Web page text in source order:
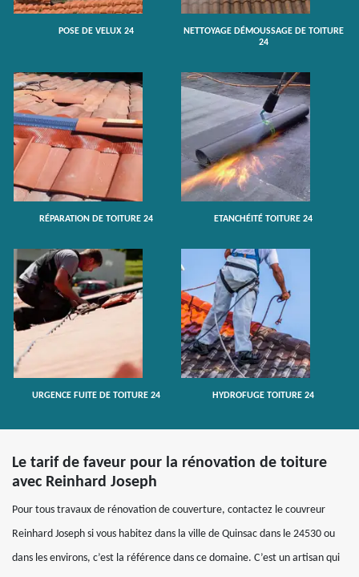
POSE DE VELUX 24
NETTOYAGE DÉMOUSSAGE DE TOITURE
24
RÉPARATION DE TOITURE 24 ETANCHÉITÉ TOITURE 24
URGENCE FUITE DE TOITURE 24 HYDROFUGE TOITURE 24
Le tarif de faveur pour la rénovation de toiture
avec Reinhard Joseph
Pour tous travaux de rénovation de couverture, contactez le couvreur
Reinhard Joseph si vous habitez dans la ville de Quinsac dans le 24530 ou
dans les environs, c’est la référence dans ce domaine. C’est un artisan qui